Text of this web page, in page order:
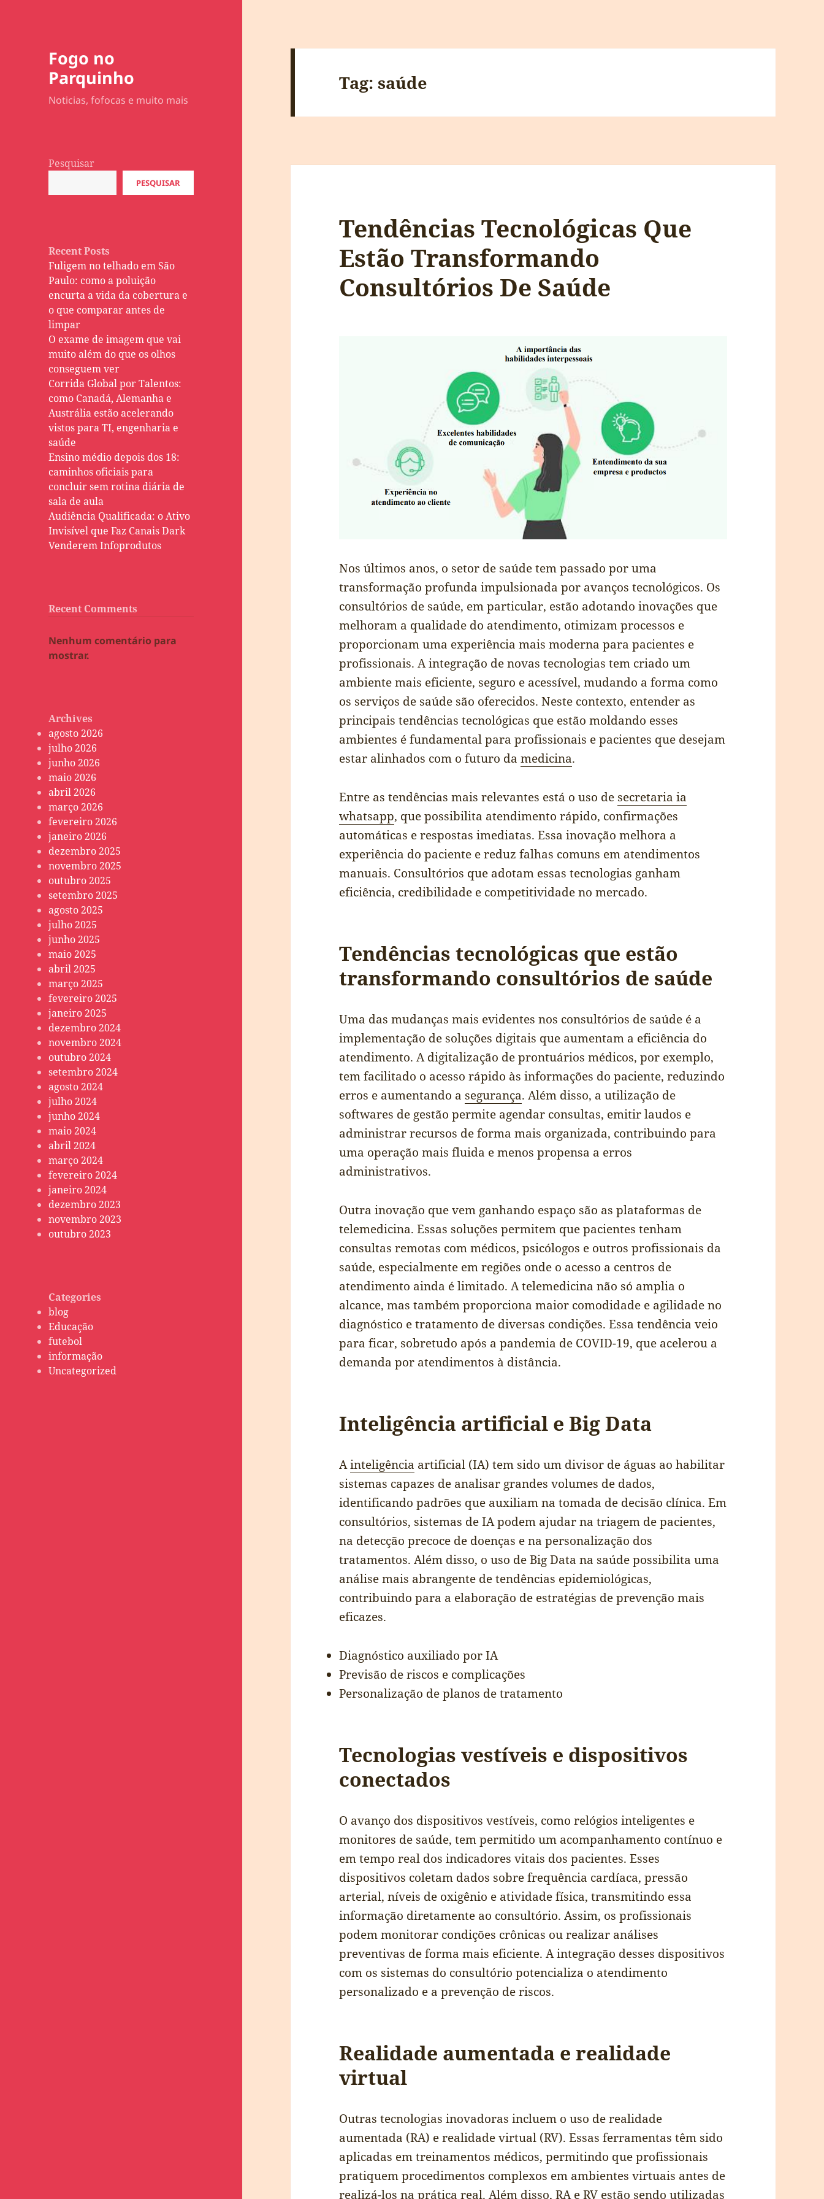
Fogo no
Parquinho
Noticias, fofocas e muito mais
Pesquisar
PESQUISAR
Recent Posts
Fuligem no telhado em São
Paulo: como a poluição
encurta a vida da cobertura e
o que comparar antes de
limpar
O exame de imagem que vai
muito além do que os olhos
conseguem ver
Corrida Global por Talentos:
como Canadá, Alemanha e
Austrália estão acelerando
vistos para TI, engenharia e
saúde
Ensino médio depois dos 18:
caminhos oficiais para
concluir sem rotina diária de
sala de aula
Audiência Qualificada: o Ativo
Invisível que Faz Canais Dark
Venderem Infoprodutos
Recent Comments
Nenhum comentário para
mostrar.
Archives
agosto 2026
julho 2026
junho 2026
maio 2026
abril 2026
março 2026
fevereiro 2026
janeiro 2026
dezembro 2025
novembro 2025
outubro 2025
setembro 2025
agosto 2025
julho 2025
junho 2025
maio 2025
abril 2025
março 2025
fevereiro 2025
janeiro 2025
dezembro 2024
novembro 2024
outubro 2024
setembro 2024
agosto 2024
julho 2024
junho 2024
maio 2024
abril 2024
março 2024
fevereiro 2024
janeiro 2024
dezembro 2023
novembro 2023
outubro 2023
Categories
blog
Educação
futebol
informação
Uncategorized
Tag:saúde
Tendências Tecnológicas Que
Estão Transformando
Consultórios De Saúde
Nos últimos anos, o setor de saúde tem passado por uma
transformação profunda impulsionada por avanços tecnológicos. Os
consultórios de saúde, em particular, estão adotando inovações que
melhoram a qualidade do atendimento, otimizam processos e
proporcionam uma experiência mais moderna para pacientes e
profissionais. A integração de novas tecnologias tem criado um
ambiente mais eficiente, seguro e acessível, mudando a forma como
os serviços de saúde são oferecidos. Neste contexto, entender as
principais tendências tecnológicas que estão moldando esses
ambientes é fundamental para profissionais e pacientes que desejam
estar alinhados com o futuro damedicina.
Entre as tendências mais relevantes está o uso de secretaria ia
whatsapp, que possibilita atendimento rápido, confirmações
automáticas e respostas imediatas. Essa inovação melhora a
experiência do paciente e reduz falhas comuns em atendimentos
manuais. Consultórios que adotam essas tecnologias ganham
eficiência, credibilidade e competitividade no mercado.
Tendências tecnológicas que estão
transformando consultórios de saúde
Uma das mudanças mais evidentes nos consultórios de saúde é a
implementação de soluções digitais que aumentam a eficiência do
atendimento. A digitalização de prontuários médicos, por exemplo,
tem facilitado o acesso rápido às informações do paciente, reduzindo
erros e aumentando a segurança. Além disso, a utilização de
softwares de gestão permite agendar consultas, emitir laudos e
administrar recursos de forma mais organizada, contribuindo para
uma operação mais fluida e menos propensa a erros
administrativos.
Outra inovação que vem ganhando espaço são as plataformas de
telemedicina. Essas soluções permitem que pacientes tenham
consultas remotas com médicos, psicólogos e outros profissionais da
saúde, especialmente em regiões onde o acesso a centros de
atendimento ainda é limitado. A telemedicina não só amplia o
alcance, mas também proporciona maior comodidade e agilidade no
diagnóstico e tratamento de diversas condições. Essa tendência veio
para ficar, sobretudo após a pandemia de COVID-19, que acelerou a
demanda por atendimentos à distância.
Inteligência artificial e Big Data
Ainteligência artificial (IA) tem sido um divisor de águas ao habilitar
sistemas capazes de analisar grandes volumes de dados,
identificando padrões que auxiliam na tomada de decisão clínica. Em
consultórios, sistemas de IA podem ajudar na triagem de pacientes,
na detecção precoce de doenças e na personalização dos
tratamentos. Além disso, o uso de Big Data na saúde possibilita uma
análise mais abrangente de tendências epidemiológicas,
contribuindo para a elaboração de estratégias de prevenção mais
eficazes.
Diagnóstico auxiliado por IA
Previsão de riscos e complicações
Personalização de planos de tratamento
Tecnologias vestíveis e dispositivos
conectados
O avanço dos dispositivos vestíveis, como relógios inteligentes e
monitores de saúde, tem permitido um acompanhamento contínuo e
em tempo real dos indicadores vitais dos pacientes. Esses
dispositivos coletam dados sobre frequência cardíaca, pressão
arterial, níveis de oxigênio e atividade física, transmitindo essa
informação diretamente ao consultório. Assim, os profissionais
podem monitorar condições crônicas ou realizar análises
preventivas de forma mais eficiente. A integração desses dispositivos
com os sistemas do consultório potencializa o atendimento
personalizado e a prevenção de riscos.
Realidade aumentada e realidade
virtual
Outras tecnologias inovadoras incluem o uso de realidade
aumentada (RA) e realidade virtual (RV). Essas ferramentas têm sido
aplicadas em treinamentos médicos, permitindo que profissionais
pratiquem procedimentos complexos em ambientes virtuais antes de
realizá-los na prática real. Além disso, RA e RV estão sendo utilizadas